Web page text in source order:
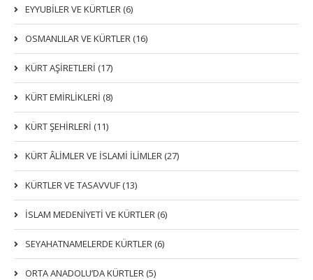
EYYUBİLER VE KÜRTLER (6)
OSMANLILAR VE KÜRTLER (16)
KÜRT AŞİRETLERİ (17)
KÜRT EMİRLİKLERİ (8)
KÜRT ŞEHİRLERİ (11)
KÜRT ÂLİMLER VE İSLAMİ İLİMLER (27)
KÜRTLER VE TASAVVUF (13)
İSLAM MEDENİYETİ VE KÜRTLER (6)
SEYAHATNAMELERDE KÜRTLER (6)
ORTA ANADOLU’DA KÜRTLER (5)